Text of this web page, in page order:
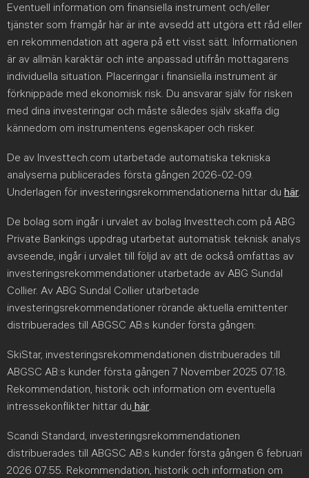
Eventuell information om finansiella instrument och/eller
tjänster som framgår här är inte avsedd att utgöra ett råd eller
en rekommendation att agera på ett visst sätt. Informationen
är av allmän karaktär och inte anpassad utifrån mottagarens
individuella situation. Placeringar i finansiella instrument är
förknippade med ekonomisk risk. Du ansvarar själv för risken
med dina investeringar och måste således själv skaffa dig
kännedom om instrumentens egenskaper och risker.
De av Investtech.com utarbetade automatiska tekniska
analyserna publicerades första gången 2026-02-09.
Underlagen för investeringsrekommendationerna hittar du här.
De bolag som ingår i urvalet av bolag Investtech.com på ABG
Private Bankings uppdrag utarbetat automatisk teknisk analys
avseende, ingår i urvalet till följd av att de också omfattas av
investeringsrekommendationer utarbetade av ABG Sundal
Collier. Av ABG Sundal Collier utarbetade
investeringsrekommendationer rörande aktuella emittenter
distribuerades till ABGSC AB:s kunder första gången:
SkiStar, investeringsrekommendationen distribuerades till
ABGSC AB:s kunder första gången 7 November 2025 07:18.
Rekommendation, historik och information om eventuella
intressekonflikter hittar du här.
Scandi Standard, investeringsrekommendationen
distribuerades till ABGSC AB:s kunder första gången 6 februari
2026 07:55. Rekommendation, historik och information om